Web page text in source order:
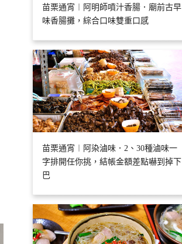
苗栗通宵︱阿明師噴汁香腸．廟前古早
味香腸攤，綜合口味雙重口感
苗栗通宵︱阿染滷味．2、30種滷味一
字排開任你挑，結帳金額差點嚇到掉下
巴